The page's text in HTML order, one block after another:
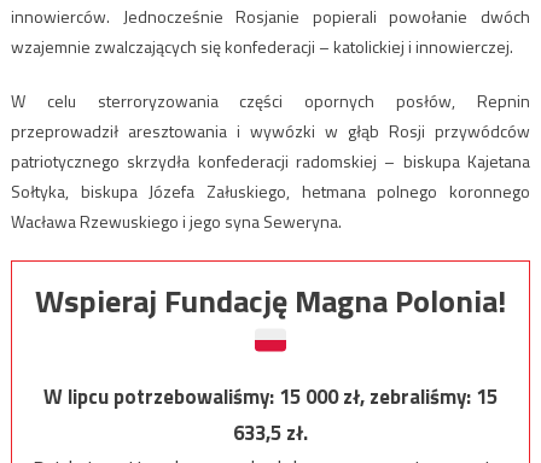
innowierców. Jednocześnie Rosjanie popierali powołanie dwóch
wzajemnie zwalczających się konfederacji – katolickiej i innowierczej.
W celu sterroryzowania części opornych posłów, Repnin
przeprowadził aresztowania i wywózki w głąb Rosji przywódców
patriotycznego skrzydła konfederacji radomskiej – biskupa Kajetana
Sołtyka, biskupa Józefa Załuskiego, hetmana polnego koronnego
Wacława Rzewuskiego i jego syna Seweryna.
Wspieraj Fundację Magna Polonia!
W lipcu potrzebowaliśmy:15 000zł, zebraliśmy:15
633,5zł.